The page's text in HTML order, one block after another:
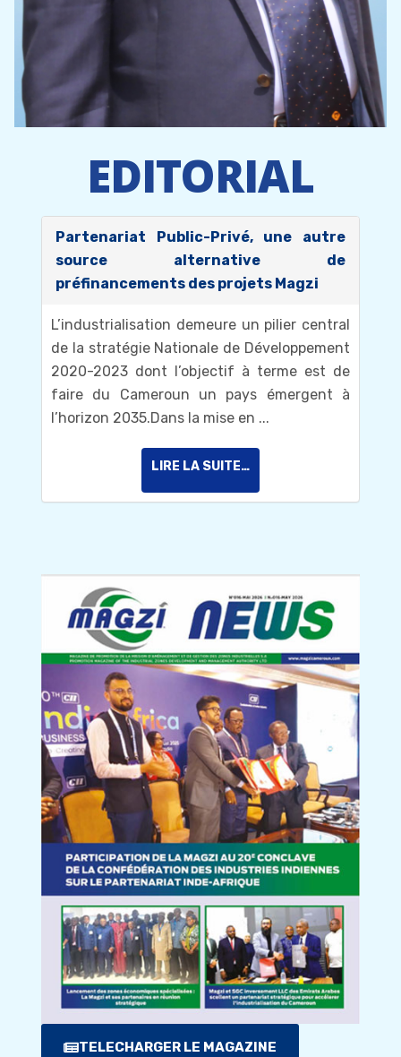
EDITORIAL
Partenariat Public-Privé, une autre
source alternative de
préfinancements des projets Magzi
L’industrialisation demeure un pilier central
de la stratégie Nationale de Développement
2020-2023 dont l’objectif à terme est de
faire du Cameroun un pays émergent à
l’horizon 2035.Dans la mise en ...
LIRE LA SUITE…
TELECHARGER LE MAGAZINE